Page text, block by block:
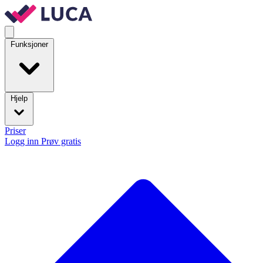
Funksjoner
Hjelp
Priser
Logg inn Prøv gratis